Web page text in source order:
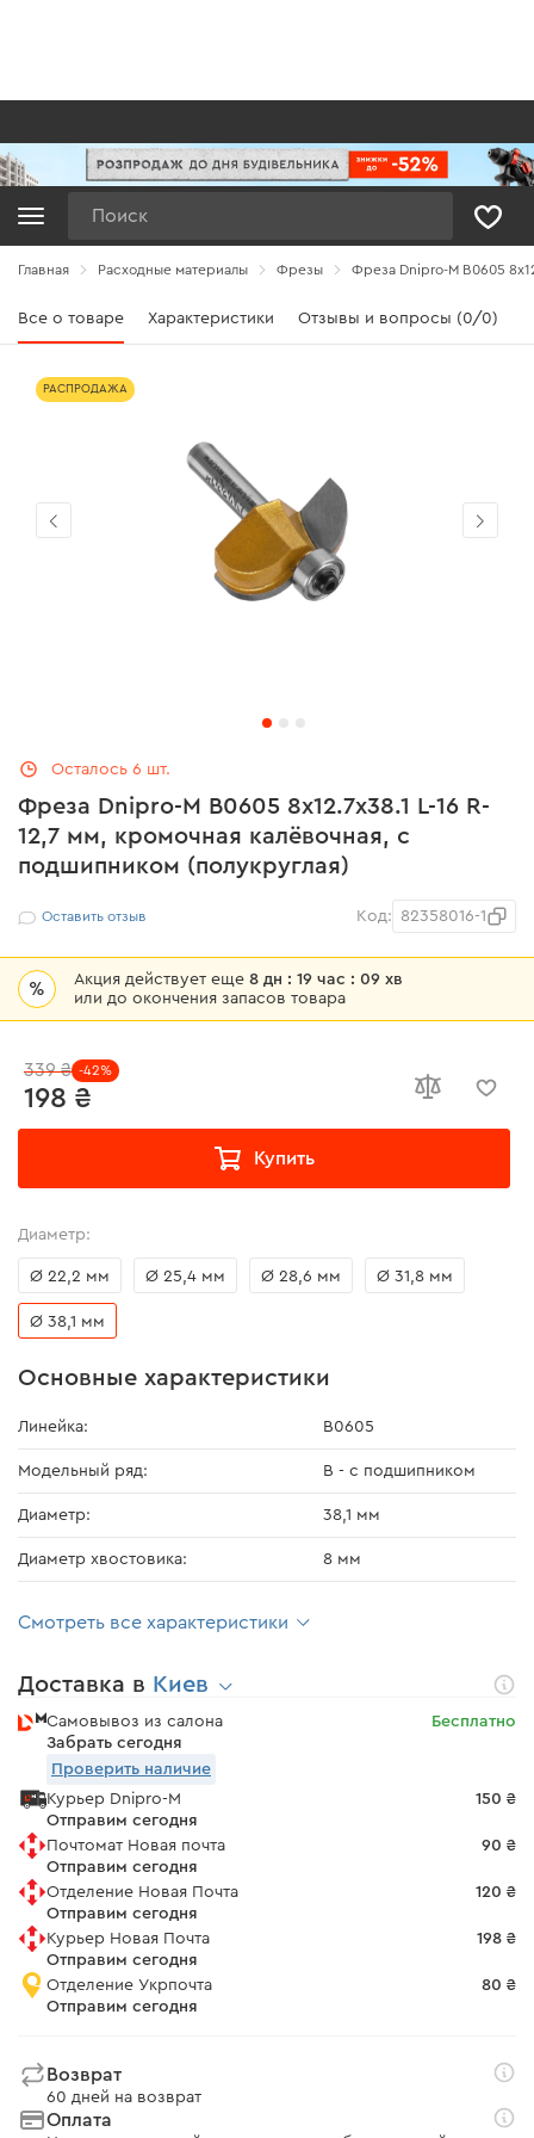
Главная Расходные материалы Фрезы Фреза Dnipro-M В0605
Все о товаре Характеристики Отзывы и вопросы (0/0)
Фреза Dnipro-M В0605 8x12.7х38.1 L-16 R-
12,7 мм, кромочная калёвочная, с
подшипником (полукруглая)
Оставить отзыв Код: 82358016-1
% Акция действует еще8 дн : 19 час : 09 хв
или до окончения запасов товара
198 ₴
339 ₴ -42%
Купить
Осталось 6 шт.
Диаметр:
Ø 22,2 мм Ø 25,4 мм Ø 28,6 мм Ø 31,8 мм
Ø 38,1 мм
Основные характеристики
Линейка: В0605
Модельный ряд: В - с подшипником
Диаметр: 38,1 мм
Диаметр хвостовика: 8 мм
Смотреть все характеристики
Доставка в Киев
Самовывоз из салона
Забрать сегодня
Бесплатно
Проверить наличие
Курьер Dnipro-M
Отправим сегодня
150 ₴
Почтомат Новая почта
Отправим сегодня
90 ₴
Отделение Новая Почта
Отправим сегодня
120 ₴
Курьер Новая Почта
Отправим сегодня
198 ₴
Отделение Укрпочта
Отправим сегодня
80 ₴
Возврат
60 дней на возврат
Оплата
РАСПРОДАЖА